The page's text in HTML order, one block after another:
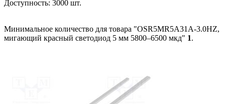
Доступность: 3000 шт.
Минимальное количество для товара "OSR5MR5A31A-3.0HZ,
мигающий красный светодиод 5 мм 5800–6500 мкд" 1.